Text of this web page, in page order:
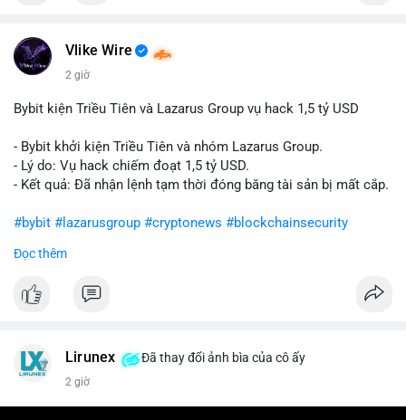
Vlike Wire
2 giờ
Bybit kiện Triều Tiên và Lazarus Group vụ hack 1,5 tỷ USD
- Bybit khởi kiện Triều Tiên và nhóm Lazarus Group.
- Lý do: Vụ hack chiếm đoạt 1,5 tỷ USD.
- Kết quả: Đã nhận lệnh tạm thời đóng băng tài sản bị mất cắp.
#bybit #lazarusgroup #cryptonews #blockchainsecurity
$btc $eth
#vlikevn #titanbot
Đọc thêm
Lirunex Đã thay đổi ảnh bìa của cô ấy
2 giờ